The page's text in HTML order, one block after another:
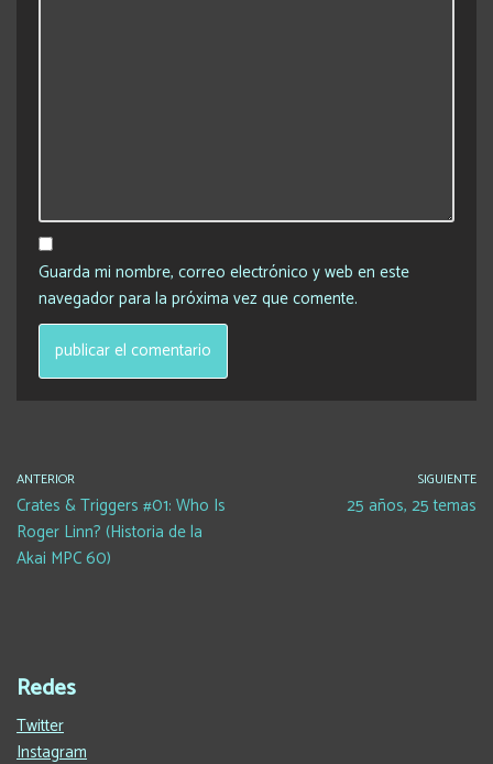
Guarda mi nombre, correo electrónico y web en este
navegador para la próxima vez que comente.
ANTERIOR
Crates & Triggers #01: Who Is
Roger Linn? (Historia de la
Akai MPC 60)
SIGUIENTE
25 años, 25 temas
Redes
Twitter
Instagram